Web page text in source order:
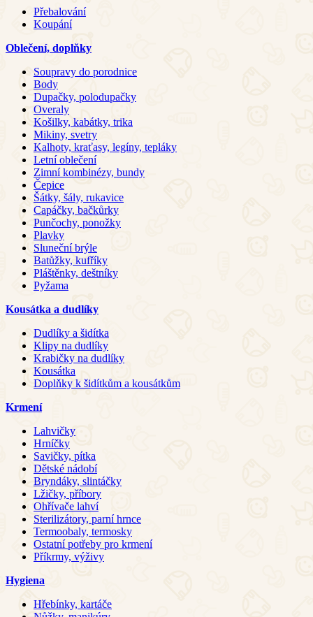
Přebalování
Koupání
Oblečení, doplňky
Soupravy do porodnice
Body
Dupačky, polodupačky
Overaly
Košilky, kabátky, trika
Mikiny, svetry
Kalhoty, kraťasy, legíny, tepláky
Letní oblečení
Zimní kombinézy, bundy
Čepice
Šátky, šály, rukavice
Capáčky, bačkůrky
Punčochy, ponožky
Plavky
Sluneční brýle
Batůžky, kufříky
Pláštěnky, deštníky
Pyžama
Kousátka a dudlíky
Dudlíky a šidítka
Klipy na dudlíky
Krabičky na dudlíky
Kousátka
Doplňky k šidítkům a kousátkům
Krmení
Lahvičky
Hrníčky
Savičky, pítka
Dětské nádobí
Bryndáky, slintáčky
Lžičky, příbory
Ohřívače lahví
Sterilizátory, parní hrnce
Termoobaly, termosky
Ostatní potřeby pro krmení
Příkrmy, výživy
Hygiena
Hřebínky, kartáče